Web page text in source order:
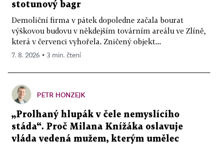
stotunový bagr
Demoliční firma v pátek dopoledne začala bourat
výškovou budovu v někdejším továrním areálu ve Zlíně,
která v červenci vyhořela. Zničený objekt...
7. 8. 2026 ▪ 3 min. čtení
PETR HONZEJK
„Prolhaný hlupák v čele nemyslícího
stáda“. Proč Milana Knížáka oslavuje
vláda vedená mužem, kterým umělec